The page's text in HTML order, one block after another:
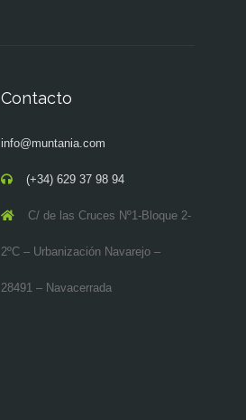
Contacto
info@muntania.com
(+34) 629 37 98 94
C/ de las Cruces Nº1-Bloque 2-
2ºC – Urbanización Navarejo –
28491 – Navacerrada